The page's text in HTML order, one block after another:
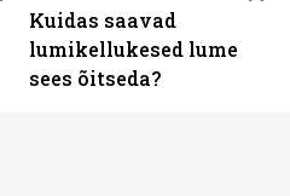
Kuidas saavad
lumikellukesed lume
sees õitseda?